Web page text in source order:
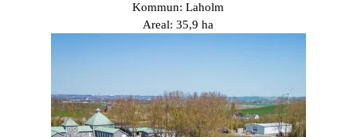
Kommun: Laholm
Areal: 35,9 ha